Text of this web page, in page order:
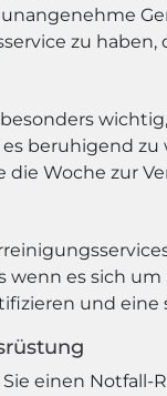
zu
beruhigend
die Woche zur
wenn es sich
und
einen